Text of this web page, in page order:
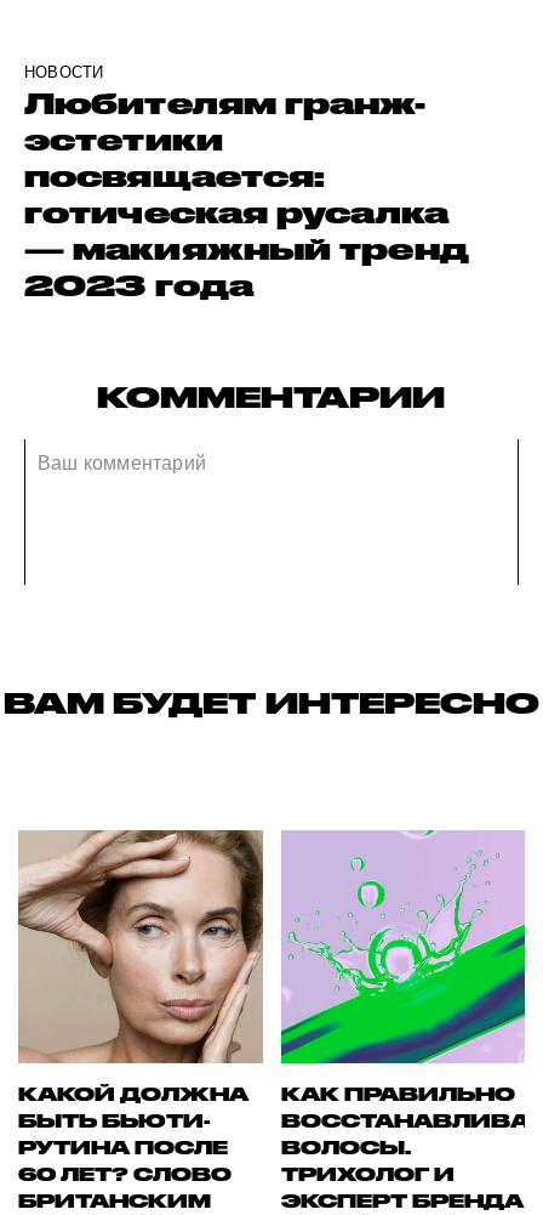
НОВОСТИ
Любителям гранж-
эстетики
посвящается:
готическая русалка
— макияжный тренд
2023 года
КОММЕНТАРИИ
ВАМ БУДЕТ ИНТЕРЕСНО
КАКОЙ ДОЛЖНА
БЫТЬ БЬЮТИ-
РУТИНА ПОСЛЕ
60 ЛЕТ? СЛОВО
БРИТАНСКИМ
КАК ПРАВИЛЬНО
ВОЛОСЫ.
ТРИХОЛОГ И
ЭКСПЕРТ БРЕНДА